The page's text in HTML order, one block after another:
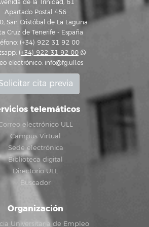
de la Trinidad, 61
Apartado Postal 456
San Cristóbal de La Laguna
Cruz de Tenerife - España
(+34) 922 31 92 00
(+34) 922 31 92 00
electrónico: info@fg.ull.es
cita previa
telemáticos
electrónico ULL
Campus Virtual
Sede electrónica
Biblioteca digital
Directorio ULL
Buscador
Organización
Universitaria de Empleo